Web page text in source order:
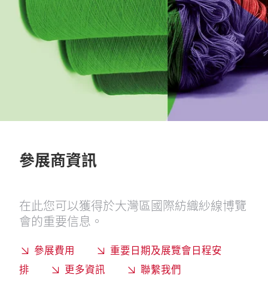
參展商資訊
在此您可以獲得於大灣區國際紡織紗線博覽
會的重要信息。
參展費用
重要日期及展覽會日程安
排
更多資訊 聯繫我們